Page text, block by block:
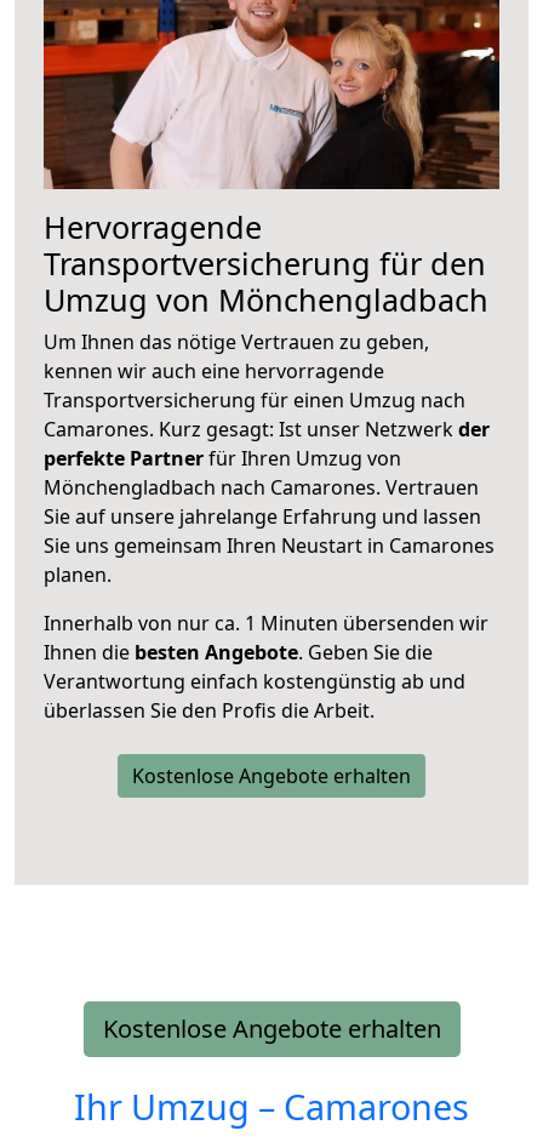
Hervorragende
Transportversicherung für den
Umzug von Mönchengladbach
Um Ihnen das nötige Vertrauen zu geben,
kennen wir auch eine hervorragende
Transportversicherung für einen Umzug nach
Camarones. Kurz gesagt: Ist unser Netzwerkder
perfekte Partnerfür Ihren Umzug von
Mönchengladbach nach Camarones. Vertrauen
Sie auf unsere jahrelange Erfahrung und lassen
Sie uns gemeinsam Ihren Neustart in Camarones
planen.
Innerhalb von nur ca. 1 Minuten übersenden wir
Ihnen die besten Angebote. Geben Sie die
Verantwortung einfach kostengünstig ab und
überlassen Sie den Profis die Arbeit.
Kostenlose Angebote erhalten
Kostenlose Angebote erhalten
Ihr Umzug – Camarones